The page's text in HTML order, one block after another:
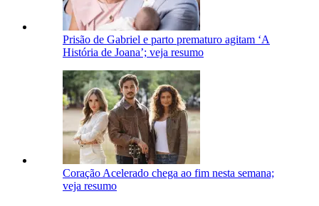
Prisão de Gabriel e parto prematuro agitam ‘A
História de Joana’; veja resumo
Coração Acelerado chega ao fim nesta semana;
veja resumo